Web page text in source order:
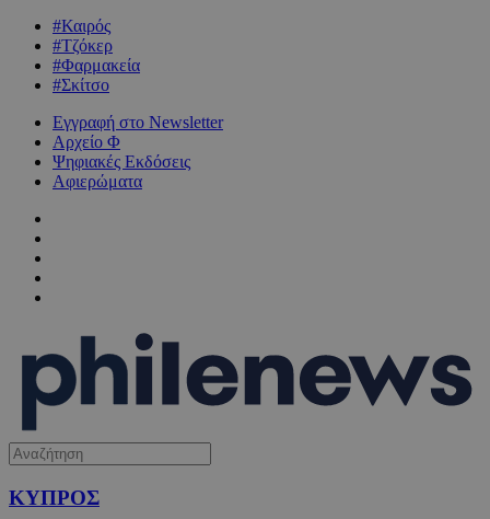
#Καιρός
#Τζόκερ
#Φαρμακεία
#Σκίτσο
Εγγραφή στο Newsletter
Αρχείο Φ
Ψηφιακές Εκδόσεις
Αφιερώματα
ΚΥΠΡΟΣ